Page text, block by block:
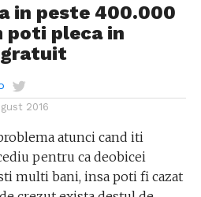
in peste 400.000
poti pleca in
2016
atunci cand iti
pentru ca deobicei
multi bani, insa poti fi cazat